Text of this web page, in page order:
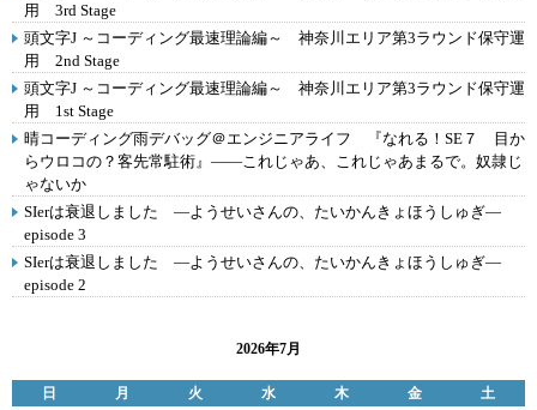
用 3rd Stage
頭文字J ～コーディング最速理論編～ 神奈川エリア第3ラウンド保守運
用 2nd Stage
頭文字J ～コーディング最速理論編～ 神奈川エリア第3ラウンド保守運
用 1st Stage
晴コーディング雨デバッグ＠エンジニアライフ 『なれる！SE７ 目か
らウロコの？客先常駐術』――これじゃあ、これじゃあまるで。奴隷じ
ゃないか
SIerは衰退しました ―ようせいさんの、たいかんきょほうしゅぎ―
episode 3
SIerは衰退しました ―ようせいさんの、たいかんきょほうしゅぎ―
episode 2
2026年7月
日 月 火 水 木 金
土